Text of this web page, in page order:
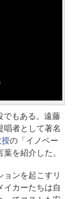
でもある。遠藤
唱者として著名
の「イノベー
を紹介した。
ンを起こすリ
イカーたちは自